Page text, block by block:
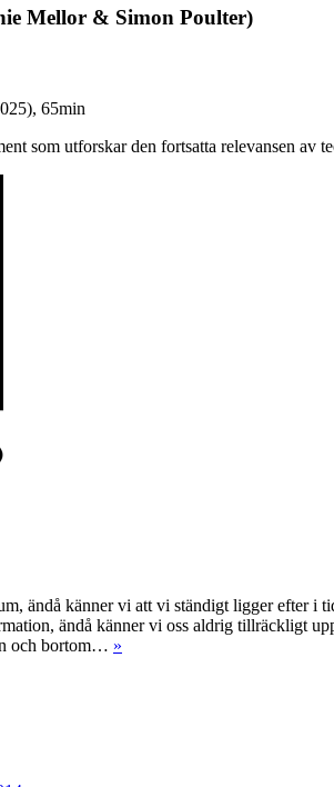
Mellor & Simon Poulter)
65min
som utforskar den fortsatta relevansen av
ändå känner vi att vi ständigt ligger efter i
ändå känner vi oss aldrig tillräckligt
och bortom… »